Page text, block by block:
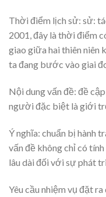
Thời điểm lịch sử: sử:
2001, đây là thời điểm
giao giữa hai thiên
ta đang bước vào giai
Nội dung vấn đề: đề
người đặc biệt là giới
Ý nghĩa: chuẩn bị hành
vấn đề không chỉ có
lâu dài đối với sự phát
Yêu cầu nhiệm vụ đặt